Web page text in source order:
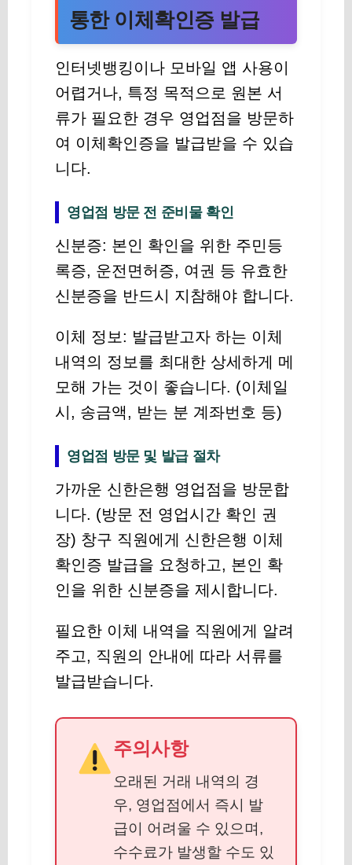
통한 이체확인증 발급
인터넷뱅킹이나 모바일 앱 사용이
어렵거나, 특정 목적으로 원본 서
류가 필요한 경우 영업점을 방문하
여 이체확인증을 발급받을 수 있습
니다.
영업점 방문 전 준비물 확인
신분증: 본인 확인을 위한 주민등
록증, 운전면허증, 여권 등 유효한
신분증을 반드시 지참해야 합니다.
이체 정보: 발급받고자 하는 이체
내역의 정보를 최대한 상세하게 메
모해 가는 것이 좋습니다. (이체일
시, 송금액, 받는 분 계좌번호 등)
영업점 방문 및 발급 절차
가까운 신한은행 영업점을 방문합
니다. (방문 전 영업시간 확인 권
장) 창구 직원에게 신한은행 이체
확인증 발급을 요청하고, 본인 확
인을 위한 신분증을 제시합니다.
필요한 이체 내역을 직원에게 알려
주고, 직원의 안내에 따라 서류를
발급받습니다.
주의사항
오래된 거래 내역의 경
우, 영업점에서 즉시 발
급이 어려울 수 있으며,
수수료가 발생할 수도 있